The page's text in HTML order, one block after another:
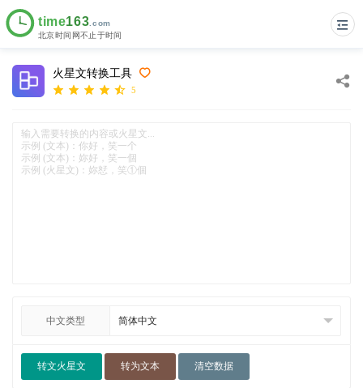
火星文转换工具
5
中文类型
转文火星文 转为文本 清空数据